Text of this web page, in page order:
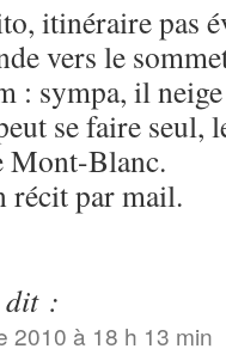
itinéraire pas
vers le
: sympa, il
se faire seul,
Mont-Blanc.
récit par mail.
dit :
2010 à 18 h 13 min